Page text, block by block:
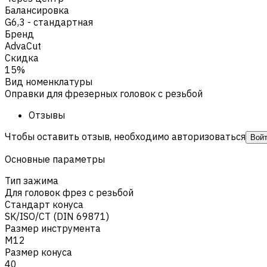
Балансировка
G6,3 - стандартная
Бренд
AdvaCut
Скидка
15%
Вид номенклатуры
Оправки для фрезерных головок с резьбой
Отзывы
Чтобы оставить отзыв, необходимо авторизоваться
Основные параметры
Тип зажима
Для головок фрез с резьбой
Стандарт конуса
SK/ISO/CT (DIN 69871)
Размер инструмента
M12
Размер конуса
40